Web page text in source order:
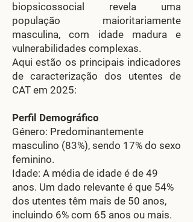
biopsicossocial revela uma
população maioritariamente
masculina, com idade madura e
vulnerabilidades complexas.
Aqui estão os principais indicadores
de caracterização dos utentes de
CAT em 2025:
Perfil Demográfico
Género: Predominantemente
masculino (83%), sendo 17% do sexo
feminino.
Idade: A média de idade é de 49
anos. Um dado relevante é que 54%
dos utentes têm mais de 50 anos,
incluindo 6% com 65 anos ou mais.